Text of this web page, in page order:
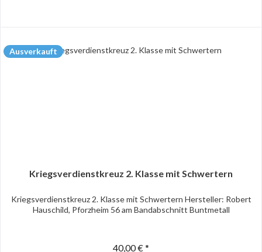
Ausverkauft
Kriegsverdienstkreuz 2. Klasse mit Schwertern
Kriegsverdienstkreuz 2. Klasse mit Schwertern Hersteller: Robert
Hauschild, Pforzheim 56 am Bandabschnitt Buntmetall
40,00 € *